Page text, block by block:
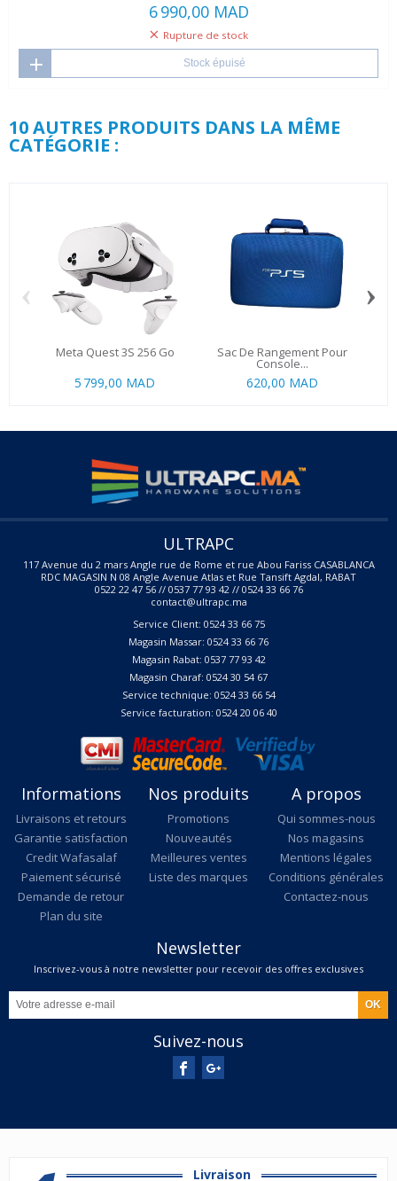
6 990,00 MAD
Rupture de stock
Stock épuisé
10 AUTRES PRODUITS DANS LA MÊME
CATÉGORIE :
Meta Quest 3S 256 Go
5 799,00 MAD
Sac De Rangement Pour
Console...
620,00 MAD
‹ ›
ULTRAPC
117 Avenue du 2 mars Angle rue de Rome et rue Abou Fariss CASABLANCA
RDC MAGASIN N 08 Angle Avenue Atlas et Rue Tansift Agdal, RABAT
0522 22 47 56 // 0537 77 93 42 // 0524 33 66 76
contact@ultrapc.ma
Service Client: 0524 33 66 75
Magasin Massar: 0524 33 66 76
Magasin Rabat: 0537 77 93 42
Magasin Charaf: 0524 30 54 67
Service technique: 0524 33 66 54
Service facturation: 0524 20 06 40
Informations
Livraisons et retours
Garantie satisfaction
Credit Wafasalaf
Paiement sécurisé
Demande de retour
Plan du site
Nos produits
Promotions
Nouveautés
Meilleures ventes
Liste des marques
A propos
Qui sommes-nous
Nos magasins
Mentions légales
Conditions générales
Contactez-nous
Newsletter
Inscrivez-vous à notre newsletter pour recevoir des offres exclusives
Suivez-nous
Livraison